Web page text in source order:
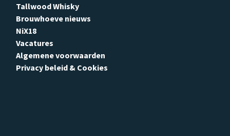
Tallwood Whisky
Brouwhoeve nieuws
NiX18
Vacatures
Algemene voorwaarden
Privacy beleid & Cookies